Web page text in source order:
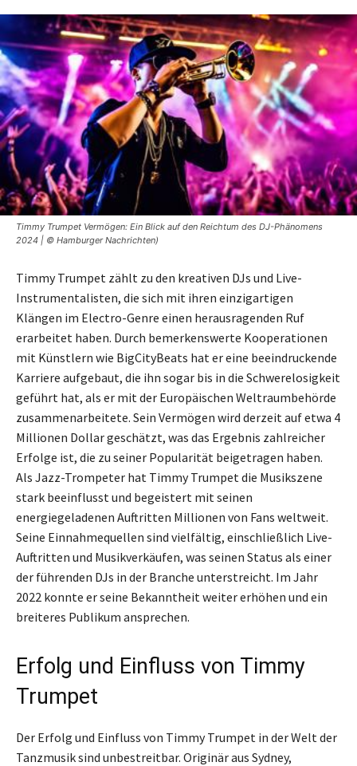
Timmy Trumpet Vermögen: Ein Blick auf den Reichtum des DJ-Phänomens
2024 | © Hamburger Nachrichten)
Timmy Trumpet zählt zu den kreativen DJs und Live-
Instrumentalisten, die sich mit ihren einzigartigen
Klängen im Electro-Genre einen herausragenden Ruf
erarbeitet haben. Durch bemerkenswerte Kooperationen
mit Künstlern wie BigCityBeats hat er eine beeindruckende
Karriere aufgebaut, die ihn sogar bis in die Schwerelosigkeit
geführt hat, als er mit der Europäischen Weltraumbehörde
zusammenarbeitete. Sein Vermögen wird derzeit auf etwa 4
Millionen Dollar geschätzt, was das Ergebnis zahlreicher
Erfolge ist, die zu seiner Popularität beigetragen haben.
Als Jazz-Trompeter hat Timmy Trumpet die Musikszene
stark beeinflusst und begeistert mit seinen
energiegeladenen Auftritten Millionen von Fans weltweit.
Seine Einnahmequellen sind vielfältig, einschließlich Live-
Auftritten und Musikverkäufen, was seinen Status als einer
der führenden DJs in der Branche unterstreicht. Im Jahr
2022 konnte er seine Bekanntheit weiter erhöhen und ein
breiteres Publikum ansprechen.
Erfolg und Einfluss von Timmy
Trumpet
Der Erfolg und Einfluss von Timmy Trumpet in der Welt der
Tanzmusik sind unbestreitbar. Originär aus Sydney,